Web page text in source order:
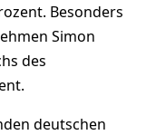
Besonders
Simon
des
deutschen